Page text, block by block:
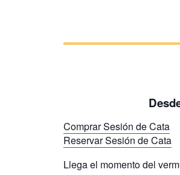
Comprar Sesión de Cata
Reservar Sesión de Cata
Llega el momento del